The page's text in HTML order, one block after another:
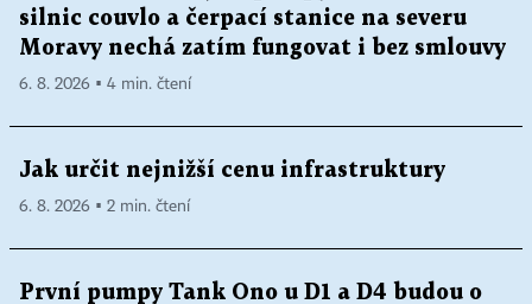
silnic couvlo a čerpací stanice na severu
Moravy nechá zatím fungovat i bez smlouvy
6. 8. 2026 ▪ 4 min. čtení
Jak určit nejnižší cenu infrastruktury
6. 8. 2026 ▪ 2 min. čtení
První pumpy Tank Ono u D1 a D4 budou o